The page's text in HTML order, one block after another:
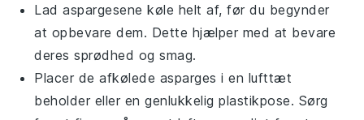
Ladaspargesene køle helt af, før du begynder
at opbevare dem. Dette hjælper med at bevare
deres sprødhed og smag.
Placer de afkølede asparges i en lufttæt
beholder eller en genlukkelig plastikpose. Sørg